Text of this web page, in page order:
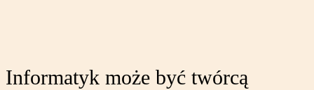
Informatyk może być twórcą